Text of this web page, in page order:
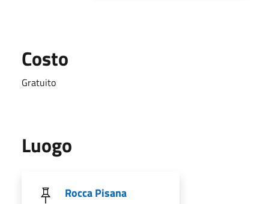
Costo
Gratuito
Luogo
Rocca Pisana